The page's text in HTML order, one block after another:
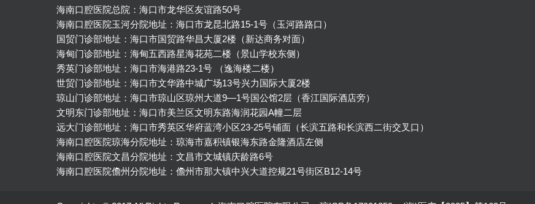
海南口腔医院总院：海口市龙华区友谊路50号
海南口腔医院玉河分院地址：海口市龙昆北路15-1号（玉河路路口）
国贸门诊部地址：海口市国贸路华昌大厦2楼（新达商务对面）
海甸门诊部地址：海甸五西路星海花苑二楼（景山学校东侧）
秀英门诊部地址：海口市海港路23-1号 （逸海楼二楼）
世贸门诊部地址：海口市文华路中城广场13号兴力国际大厦2楼
琼山门诊部地址：海口市琼山区琼州大道9—1号国公馆2层（香江国际酒店旁）
文明东门诊部地址：海口市美兰区文明东路海润花园A幢二层
远大门诊部地址：海口市秀英区华府蓝湾小区23-25号铺面（长滨五路和长滨西二街交叉口）
海南口腔医院琼海分院地址：琼海市嘉积镇银海东路金隆酒店左侧
海南口腔医院文昌分院地址：文昌市文城镇庆龄路6号
海南口腔医院儋州分院地址：儋州市那大镇中兴大道控规21号街区B12-14号